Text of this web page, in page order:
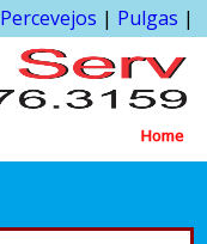
Percevejos | Pulgas |
Home